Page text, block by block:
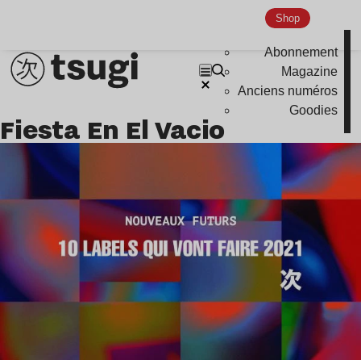
Shop
Abonnement
Magazine
Anciens numéros
Goodies
Fiesta En El Vacio